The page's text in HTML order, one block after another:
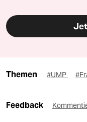
Themen #UMP
Feedback